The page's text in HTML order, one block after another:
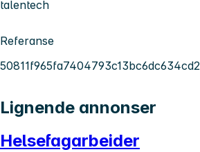
talentech
Referanse
50811f965fa7404793c13bc6dc634cd2
Lignende annonser
Helsefagarbeider